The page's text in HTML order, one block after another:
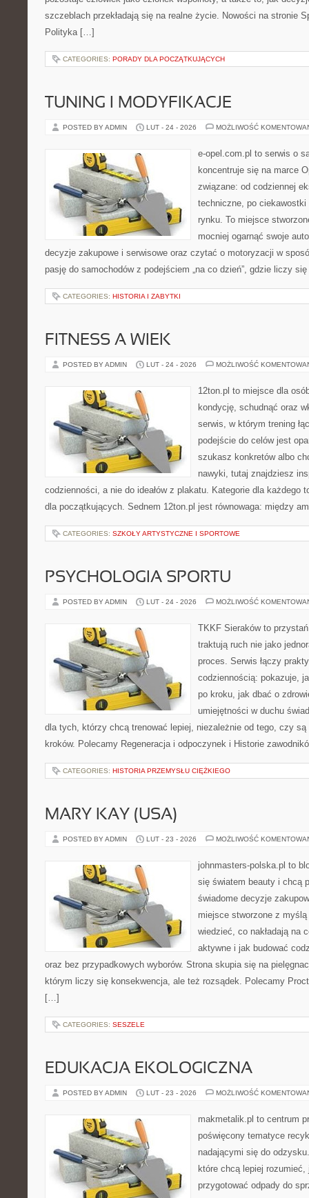
szczeblach przekładają się na realne życie. Nowości na stronie
Polityka […]
CATEGORIES: PORADY DLA POCZĄTKUJĄCYCH
TUNING I MODYFIKACJE
POSTED BY ADMIN LUT - 24 - 2026 MOŻLIWOŚĆ
e-opel.com.pl to serwis o
koncentruje się na marce
związane: od codziennej
techniczne, po
rynku. To miejsce
mocniej ogarnąć swoje
decyzje zakupowe i serwisowe oraz czytać o motoryzacji w
pasję do samochodów z podejściem „na co dzień”, gdzie liczy
CATEGORIES: HISTORIA I ZABYTKI
FITNESS A WIEK
POSTED BY ADMIN LUT - 24 - 2026 MOŻLIWOŚĆ
12ton.pl to miejsce dla
kondycję, schudnąć oraz
serwis, w którym trening
podejście do celów jest
szukasz konkretów albo
nawyki, tutaj znajdziesz
codzienności, a nie do ideałów z plakatu. Kategorie dla każdego
dla początkujących. Sednem 12ton.pl jest równowaga: między
CATEGORIES: SZKOŁY ARTYSTYCZNE I SPORTOWE
PSYCHOLOGIA SPORTU
POSTED BY ADMIN LUT - 24 - 2026 MOŻLIWOŚĆ
TKKF Sieraków to
traktują ruch nie jako
proces. Serwis łączy
codziennością: pokazuje,
po kroku, jak dbać o
umiejętności w duchu
dla tych, którzy chcą trenować lepiej, niezależnie od tego, czy
kroków. Polecamy Regeneracja i odpoczynek i Historie
CATEGORIES: HISTORIA PRZEMYSŁU CIĘŻKIEGO
MARY KAY (USA)
POSTED BY ADMIN LUT - 23 - 2026 MOŻLIWOŚĆ
johnmasters-polska.pl to
się światem beauty i chcą
świadome decyzje
miejsce stworzone z
wiedzieć, co nakładają na
aktywne i jak budować
oraz bez przypadkowych wyborów. Strona skupia się na
którym liczy się konsekwencja, ale też rozsądek. Polecamy
[…]
CATEGORIES: SESZELE
EDUKACJA EKOLOGICZNA
POSTED BY ADMIN LUT - 23 - 2026 MOŻLIWOŚĆ
makmetalik.pl to centrum
poświęcony tematyce
nadającymi się do
które chcą lepiej rozumieć,
przygotować odpady do